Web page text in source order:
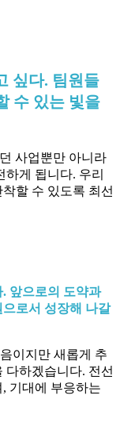
싶다. 팀원들
수 있는 빛을
사업뿐만 아니라
게 됩니다. 우리
할 수 있도록 최선
앞으로의 도약과
로서 성장해 나갈
이지만 새롭게 추
다하겠습니다. 전선
기대에 부응하는